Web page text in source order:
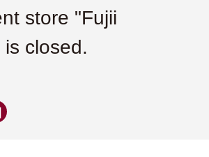
store "Fujii
is closed.